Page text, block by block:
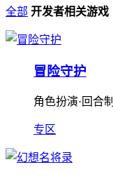
全部 开发者相关游戏
冒险守护
角色扮演·回合
专区